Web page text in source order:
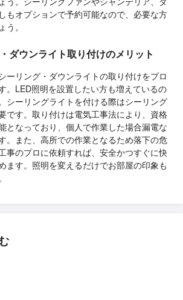
もオプションで予約可能なので、必要な方
う。
ダウンライト取り付けのメリット
ーリング・ダウンライトの取り付けをプロ
。LED照明を設置したい方も増えているの
シーリングライトを付ける際はシーリング
です。取り付けは電気工事法により、資格
となっており、個人で作業した場合漏電な
。また、高所での作業となるため落下の危
事のプロに依頼すれば、安全かつすぐに快
ます。照明を変えるだけでお部屋の印象も